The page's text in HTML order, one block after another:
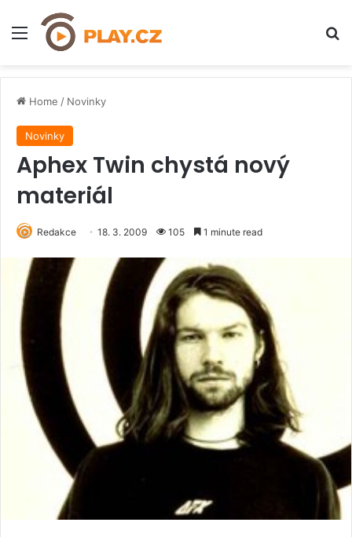
Menu
Home / Novinky
Novinky
Aphex Twin chystá nový
materiál
Redakce 18. 3. 2009 105 1 minute read